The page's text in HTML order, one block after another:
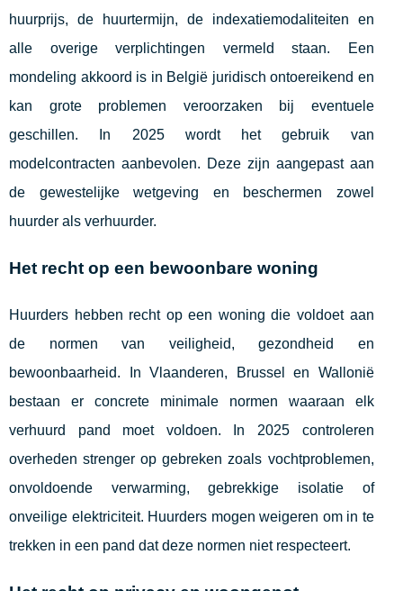
huurprijs, de huurtermijn, de indexatiemodaliteiten en
alle overige verplichtingen vermeld staan. Een
mondeling akkoord is in België juridisch ontoereikend en
kan grote problemen veroorzaken bij eventuele
geschillen. In 2025 wordt het gebruik van
modelcontracten aanbevolen. Deze zijn aangepast aan
de gewestelijke wetgeving en beschermen zowel
huurder als verhuurder.
Het recht op een bewoonbare woning
Huurders hebben recht op een woning die voldoet aan
de normen van veiligheid, gezondheid en
bewoonbaarheid. In Vlaanderen, Brussel en Wallonië
bestaan er concrete minimale normen waaraan elk
verhuurd pand moet voldoen. In 2025 controleren
overheden strenger op gebreken zoals vochtproblemen,
onvoldoende verwarming, gebrekkige isolatie of
onveilige elektriciteit. Huurders mogen weigeren om in te
trekken in een pand dat deze normen niet respecteert.